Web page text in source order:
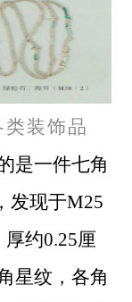
装饰品
是一件七角
发现于M25
约0.25厘
星纹，各角